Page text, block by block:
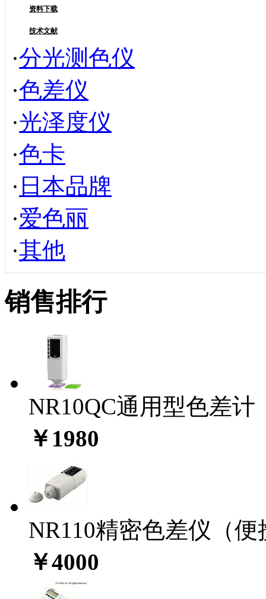
资料下载
技术文献
·分光测色仪
·色差仪
·光泽度仪
·色卡
· 日本品牌
·爱色丽
·其他
销售排行
NR10QC通用型色差计
￥1980
NR110精密色差仪（
￥4000